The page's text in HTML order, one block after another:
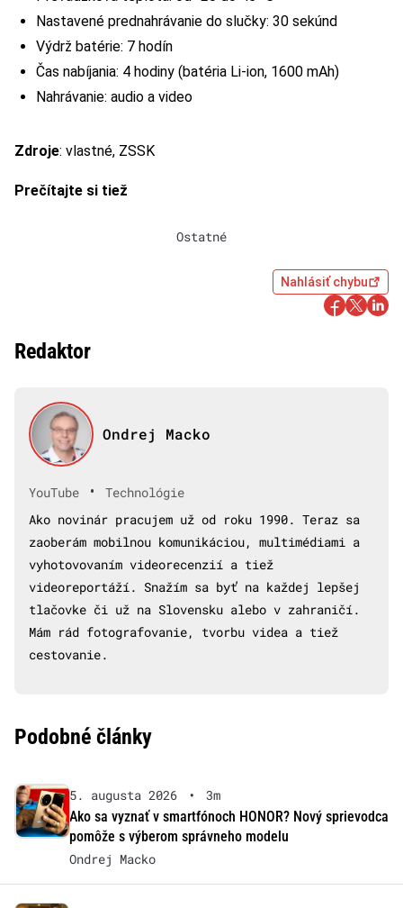
Nastavené prednahrávanie do slučky: 30 sekúnd
Výdrž batérie: 7 hodín
Čas nabíjania: 4 hodiny (batéria Li-ion, 1600 mAh)
Nahrávanie: audio a video
Zdroje: vlastné, ZSSK
Prečítajte si tiež
Ostatné
Nahlásiť chybu
Redaktor
Ondrej Macko
YouTube •
Technológie
Ako novinár pracujem už od roku 1990. Teraz sa
zaoberám mobilnou komunikáciou, multimédiami a
vyhotovovaním videorecenzií a tiež
videoreportáží. Snažím sa byť na každej lepšej
tlačovke či už na Slovensku alebo v zahraničí.
Mám rád fotografovanie, tvorbu videa a tiež
cestovanie.
Podobné články
5. augusta 2026 •
3m
Ako sa vyznať v smartfónoch HONOR? Nový sprievodca
pomôže s výberom správneho modelu
Ondrej Macko